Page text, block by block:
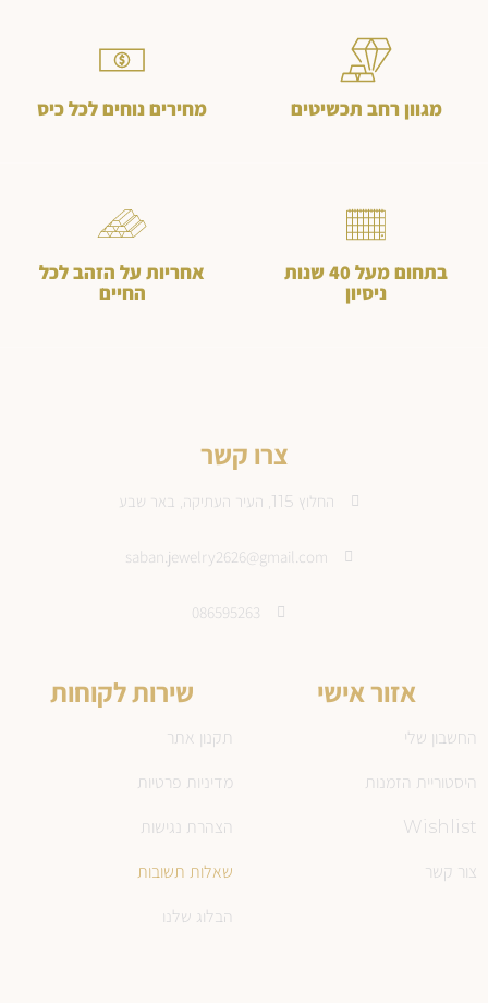
מגוון רחב תכשיטים מחירים נוחים לכל כיס
בתחום מעל 40 שנות
ניסיון
אחריות על הזהב לכל
החיים
צרו קשר
החלוץ 115, העיר העתיקה, באר שבע
saban.jewelry2626@gmail.com
086595263
אזור אישי
החשבון שלי
היסטוריית הזמנות
Wishlist
צור קשר
שירות לקוחות
תקנון אתר
מדיניות פרטיות
הצהרת נגישות
שאלות תשובות
הבלוג שלנו